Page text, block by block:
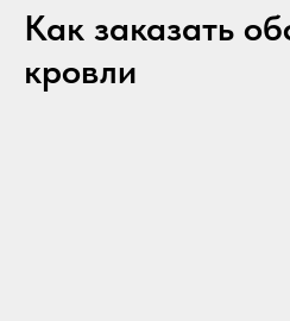
Как заказать
кровли